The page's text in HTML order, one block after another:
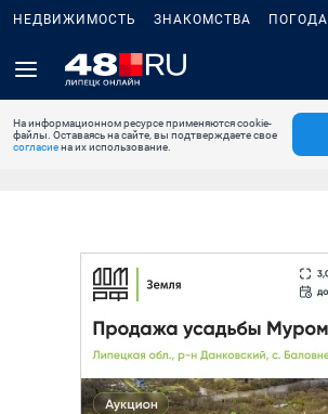
НЕДВИЖИМОСТЬ ЗНАКОМСТВА ПОГОДА
На информационном ресурсе применяются cookie-
файлы. Оставаясь на сайте, вы подтверждаете свое
согласиена их использование.